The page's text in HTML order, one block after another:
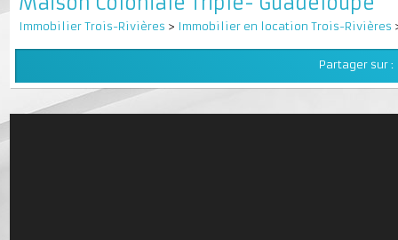
Maison Coloniale Triple- Guadeloupe